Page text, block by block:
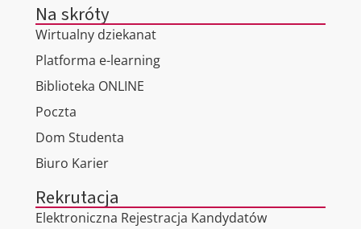
Na skróty
Wirtualny dziekanat
Platforma e-learning
Biblioteka ONLINE
Poczta
Dom Studenta
Biuro Karier
Rekrutacja
Elektroniczna Rejestracja Kandydatów